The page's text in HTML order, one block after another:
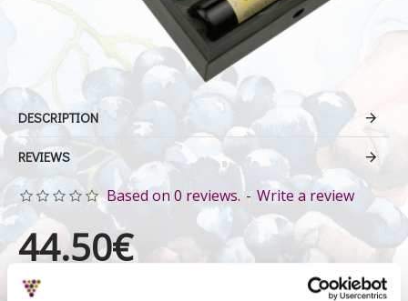
DESCRIPTION
REVIEWS
Based on 0 reviews. - Write a review
44.50€
Ex Tax: 35.89€